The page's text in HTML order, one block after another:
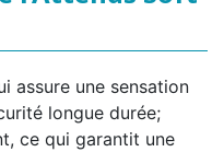
assure une sensation
longue durée;
ce qui garantit une